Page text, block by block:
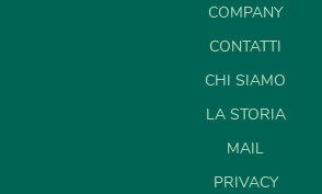
COMPANY
CONTATTI
CHI SIAMO
LA STORIA
MAIL
PRIVACY